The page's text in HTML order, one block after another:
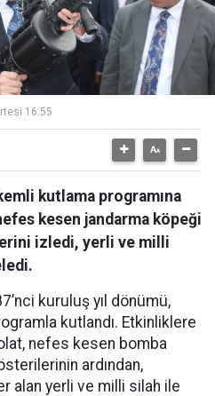
16:55
kutlama programına
kesen jandarma köpeği
izledi, yerli ve milli
kuruluş yıl dönümü,
kutlandı. Etkinliklere
nefes kesen bomba
ardından,
alan yerli ve milli silah ile